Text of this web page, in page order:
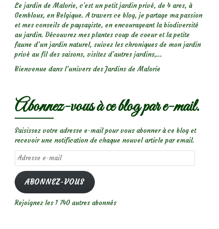
points,
drôle
d’insecte
aux
fesses
rouges
Le jardin de Malorie, c'est un petit jardin privé, de 4 ares, à
Gembloux, en Belgique. A travers ce blog, je partage ma passion
et mes conseils de paysagiste, en encourageant la biodiversité
au jardin. Découvrez mes plantes coup de coeur et la petite
faune d’un jardin naturel, suivez les chroniques de mon jardin
privé au fil des saisons, visitez d’autres jardins,...
Bienvenue dans l’univers des Jardins de Malorie
Abonnez-vous à ce blog par e-mail.
Saisissez votre adresse e-mail pour vous abonner à ce blog et
recevoir une notification de chaque nouvel article par email.
Adresse
e-
mail
ABONNEZ-VOUS
Rejoignez les 1 740 autres abonnés